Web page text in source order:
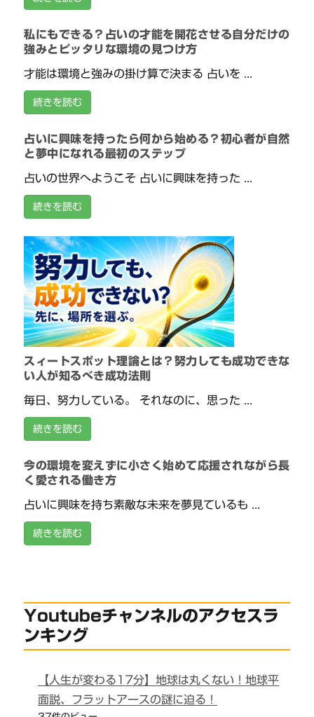
私にもできる？占いの才能を開花させる自分だけの
強みとピッタリな環境の見つけ方
才能は環境と強みの掛け算で決まる 占いを ...
続きを読む
占いに興味を持ったら何から始める？初心者が自然
と夢中になれる最初のステップ
占いの世界へようこそ 占いに興味を持った ...
続きを読む
スィートスポット理論とは？努力しても成功できな
い人が知るべき成功法則
毎日、努力している。 それなのに、思った ...
続きを読む
今の環境を変えずに小さく始めて応援されながら長
く愛される働き方
占いに興味を持ち素敵な未来を夢見ているも ...
続きを読む
Youtubeチャンネルのアクセスラ
ンキング
【人生が変わる17分】地球は丸くない！地球平
面説、フラットアースの謎に迫る！